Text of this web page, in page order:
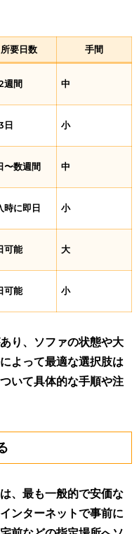
所要日数 手間
週間 中
日 小
〜数週間 中
時に即日 小
可能 大
可能 小
り、ソファの状態や大
よって最適な選択肢は
いて具体的な手順や注
、最も一般的で安価な
ンターネットで事前に